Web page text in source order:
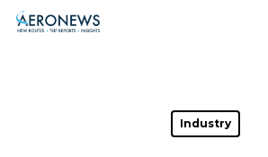
Hit enter to search or ESC to close
Industry